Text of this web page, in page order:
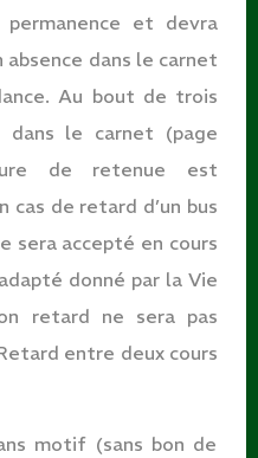
permanence et devra
absence dans le carnet
Au bout de trois
dans le carnet (page
de retenue est
cas de retard d’un bus
sera accepté en cours
donné par la Vie
retard ne sera pas
entre deux cours
motif (sans bon de